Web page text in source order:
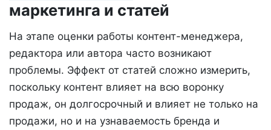
маркетинга и статей
На этапе оценки работы контент-менеджера,
редактора или автора часто возникают
проблемы. Эффект от статей сложно измерить,
поскольку контент влияет на всю воронку
продаж, он долгосрочный и влияет не только на
продажи, но и на узнаваемость бренда и